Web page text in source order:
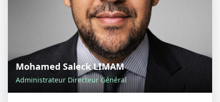
Mohamed Saleck LIMAM
Administrateur Directeur Général